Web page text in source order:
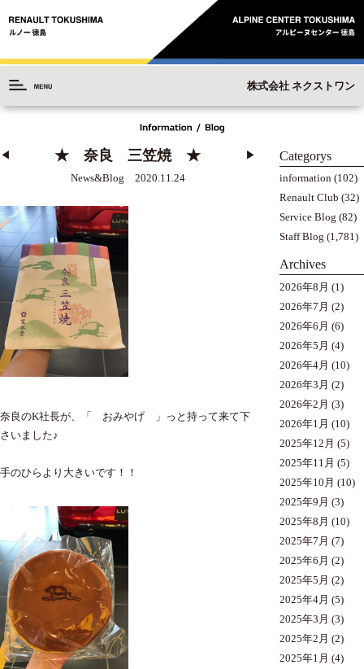
株式会社 ネクストワン
◀︎ ★ 奈良 三笠焼 ★
News&Blog 2020.11.24
▶︎
奈良のK社長が、「 おみやげ 」っと持って来て下
さいました♪
手のひらより大きいです！！
Categorys
information (102)
Renault Club (32)
Service Blog (82)
Staff Blog (1,781)
Archives
2026年8月 (1)
2026年7月 (2)
2026年6月 (6)
2026年5月 (4)
2026年4月 (10)
2026年3月 (2)
2026年2月 (3)
2026年1月 (10)
2025年12月 (5)
2025年11月 (5)
2025年10月 (10)
2025年9月 (3)
2025年8月 (10)
2025年7月 (7)
2025年6月 (2)
2025年5月 (2)
2025年4月 (5)
2025年3月 (3)
2025年2月 (2)
2025年1月 (4)